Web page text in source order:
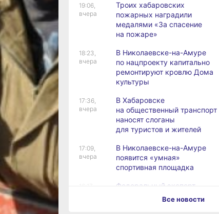
19:06,
вчера
Троих хабаровских
пожарных наградили
медалями «За спасение
на пожаре»
18:23,
вчера
В Николаевске-на-Амуре
по нацпроекту капитально
ремонтируют кровлю Дома
культуры
17:36,
вчера
В Хабаровске
на общественный транспорт
наносят слоганы
для туристов и жителей
17:09,
вчера
В Николаевске-на-Амуре
появится «умная»
спортивная площадка
Федеральный эксперт
высоко оценил спортивную
Все новости